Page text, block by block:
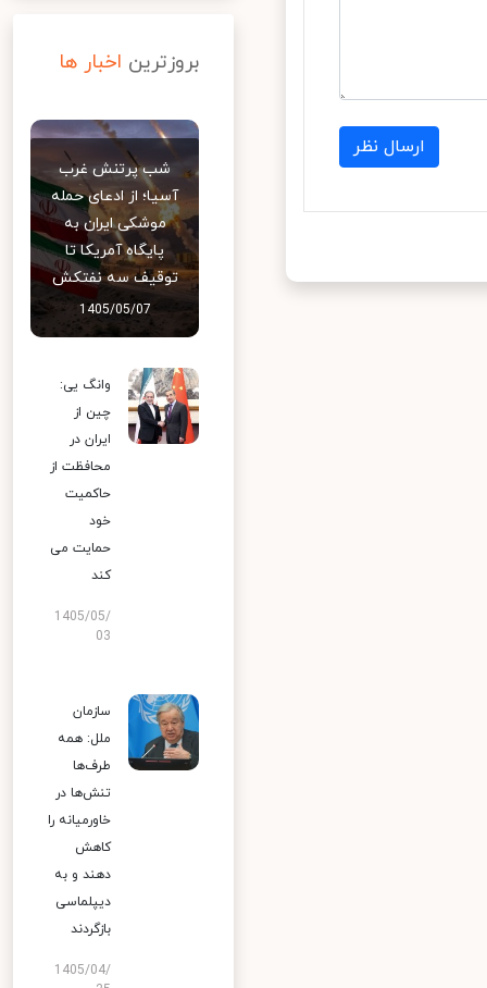
ارسال نظر
بروزترین اخبار ها
شب پرتنش غرب
آسیا؛ از ادعای حمله
موشکی ایران به
پایگاه آمریکا تا
توقیف سه نفتکش
1405/05/07
وانگ یی:
چین از
ایران در
محافظت از
حاکمیت
خود
حمایت می
کند
1405/05/
03
سازمان
ملل: همه
طرف‌ها
تنش‌ها در
خاورمیانه را
کاهش
دهند و به
دیپلماسی
بازگردند
1405/04/